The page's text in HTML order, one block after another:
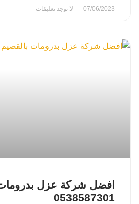
07/06/2023 لا توجد تعليقات
افضل شركة عزل
0538587301